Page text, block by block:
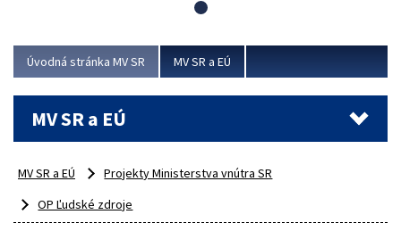
aj interiéru, kde vznikli nové učebne a moderné
Viac
Úvodná stránka MV SR MV SR a EÚ
MV SR a EÚ
MV SR a EÚ
Projekty Ministerstva vnútra SR
OP Ľudské zdroje